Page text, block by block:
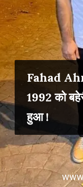
Fahad
1992 को
हुआ !